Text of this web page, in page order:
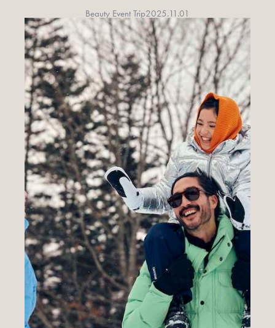
Beauty Event Trip2025.11.01